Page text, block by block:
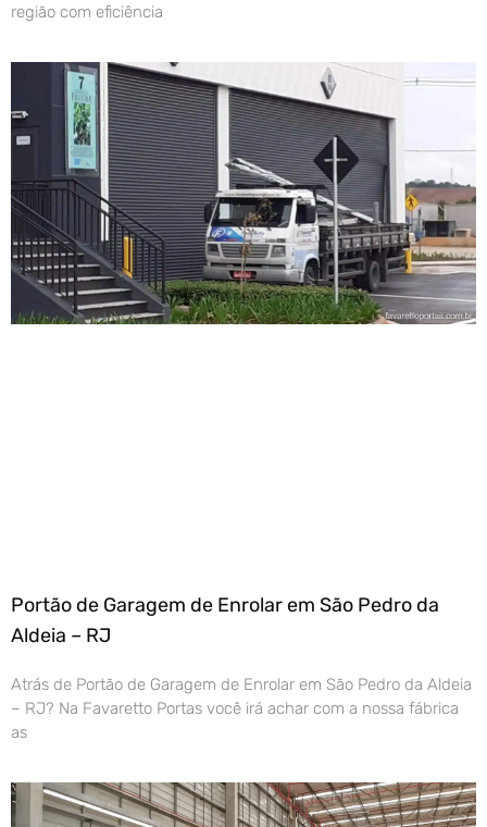
região com eficiência
Portão de Garagem de Enrolar em São Pedro da
Aldeia – RJ
Atrás de Portão de Garagem de Enrolar em São Pedro da Aldeia
– RJ? Na Favaretto Portas você irá achar com a nossa fábrica
as